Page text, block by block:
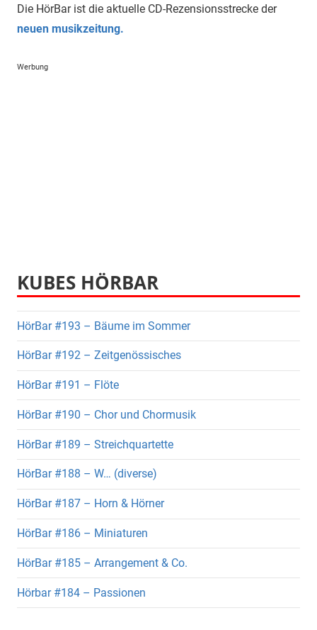
Die HörBar ist die aktuelle CD-Rezensionsstrecke der
neuen musikzeitung.
Werbung
KUBES HÖRBAR
HörBar #193 – Bäume im Sommer
HörBar #192 – Zeitgenössisches
HörBar #191 – Flöte
HörBar #190 – Chor und Chormusik
HörBar #189 – Streichquartette
HörBar #188 – W… (diverse)
HörBar #187 – Horn & Hörner
HörBar #186 – Miniaturen
HörBar #185 – Arrangement & Co.
Hörbar #184 – Passionen